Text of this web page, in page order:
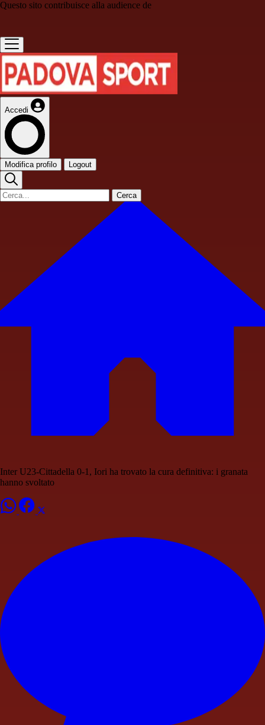
Questo sito contribuisce alla audience de
Accedi
Modifica profilo Logout
Cerca
Inter U23-Cittadella 0-1, Iori ha trovato la cura definitiva: i granata
hanno svoltato